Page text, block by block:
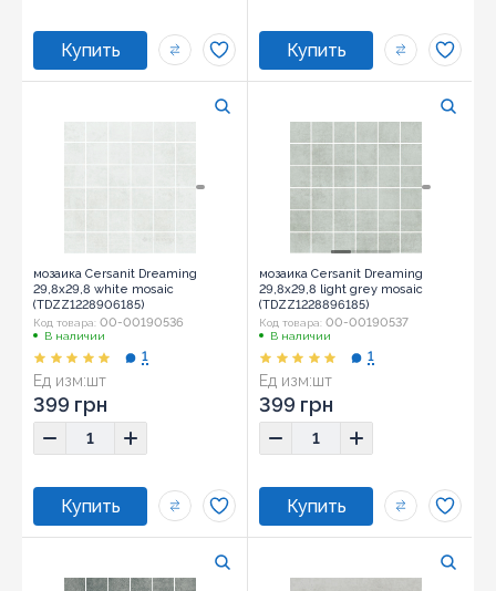
мозаика Cersanit Dreaming
29,8x29,8 white mosaic
(TDZZ1228906185)
Код товара: 00-00190536
В наличии
Ед изм:шт
Размер:29,8x29,8
1
399 грн
мозаика Cersanit Dreaming
29,8x29,8 light grey mosaic
(TDZZ1228896185)
Код товара: 00-00190537
В наличии
Ед изм:шт
Размер:29,8x29,8
1
399 грн